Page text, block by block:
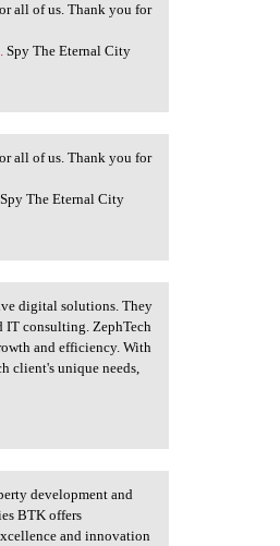
all of us. Thank you for
Spy The Eternal City
all of us. Thank you for
Spy The Eternal City
digital solutions. They
IT consulting. ZephTech
and efficiency. With
client's unique needs,
development and
BTK offers
and innovation